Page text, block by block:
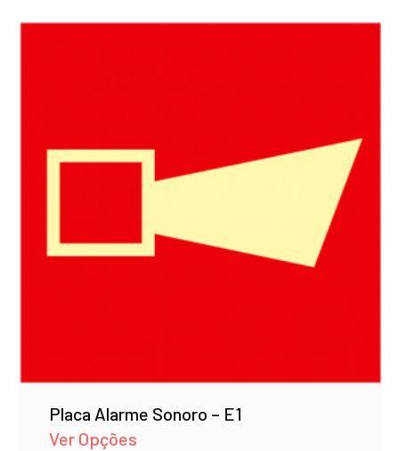
Placa Alarme Sonoro – E1
Ver Opções